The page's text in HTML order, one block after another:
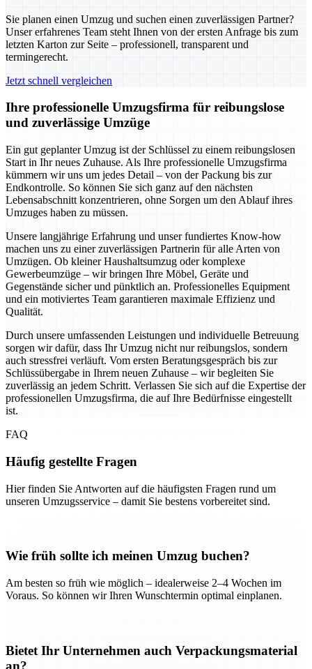
Sie planen einen Umzug und suchen einen zuverlässigen Partner?
Unser erfahrenes Team steht Ihnen von der ersten Anfrage bis zum
letzten Karton zur Seite – professionell, transparent und
termingerecht.
Jetzt schnell vergleichen
Ihre professionelle Umzugsfirma für reibungslose
und zuverlässige Umzüge
Ein gut geplanter Umzug ist der Schlüssel zu einem reibungslosen
Start in Ihr neues Zuhause. Als Ihre professionelle Umzugsfirma
kümmern wir uns um jedes Detail – von der Packung bis zur
Endkontrolle. So können Sie sich ganz auf den nächsten
Lebensabschnitt konzentrieren, ohne Sorgen um den Ablauf ihres
Umzuges haben zu müssen.
Unsere langjährige Erfahrung und unser fundiertes Know-how
machen uns zu einer zuverlässigen Partnerin für alle Arten von
Umzügen. Ob kleiner Haushaltsumzug oder komplexe
Gewerbeumzüge – wir bringen Ihre Möbel, Geräte und
Gegenstände sicher und pünktlich an. Professionelles Equipment
und ein motiviertes Team garantieren maximale Effizienz und
Qualität.
Durch unsere umfassenden Leistungen und individuelle Betreuung
sorgen wir dafür, dass Ihr Umzug nicht nur reibungslos, sondern
auch stressfrei verläuft. Vom ersten Beratungsgespräch bis zur
Schlüssübergabe in Ihrem neuen Zuhause – wir begleiten Sie
zuverlässig an jedem Schritt. Verlassen Sie sich auf die Expertise der
professionellen Umzugsfirma, die auf Ihre Bedürfnisse eingestellt
ist.
FAQ
Häufig gestellte Fragen
Hier finden Sie Antworten auf die häufigsten Fragen rund um
unseren Umzugsservice – damit Sie bestens vorbereitet sind.
Wie früh sollte ich meinen Umzug buchen?
Am besten so früh wie möglich – idealerweise 2–4 Wochen im
Voraus. So können wir Ihren Wunschtermin optimal einplanen.
Bietet Ihr Unternehmen auch Verpackungsmaterial
an?